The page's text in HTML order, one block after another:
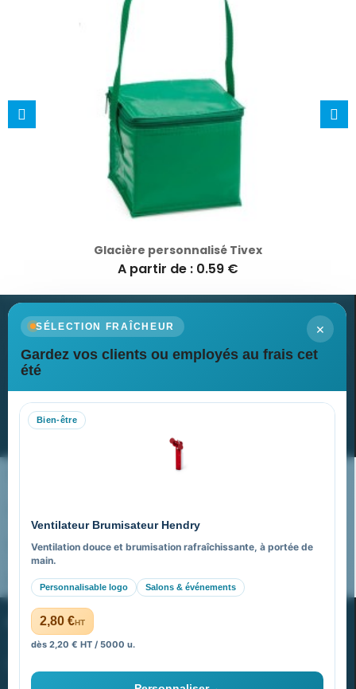
Glacière personnalisé Tivex
A partir de : 0.59 €
×
SÉLECTION FRAÎCHEUR
Gardez vos clients ou employés au frais cet
été
Bien-être
Ventilateur Brumisateur Hendry
Ventilation douce et brumisation rafraîchissante, à portée de
main.
Personnalisable logo Salons & événements
2,80 €HT
dès 2,20 € HT / 5000 u.
Newsletter
Recevez nos dernières nouvelles et nos offres spéciales
Nos expertises & accompagnement global
FAQ sur Promenoch Goodies Pub France
Pourquoi ça a marché à 100% pour moi ?
PROMENOCH GOODIES